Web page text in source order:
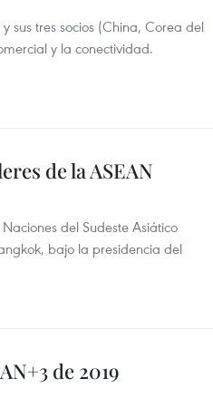
sus tres socios (China, Corea del
y la conectividad.
de la ASEAN
del Sudeste Asiático
bajo la presidencia del
de 2019